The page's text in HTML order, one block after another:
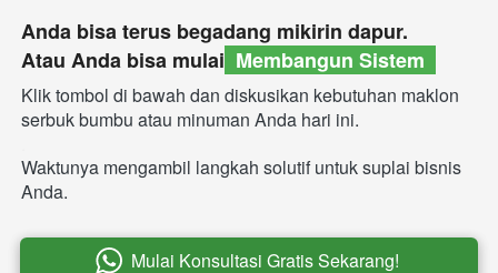
Anda bisa terus begadang mikirin dapur.
Atau Anda bisa mulai
  Membangun Sistem
Klik tombol di bawah dan diskusikan kebutuhan maklon
serbuk bumbu atau minuman Anda hari ini.
Waktunya mengambil langkah solutif untuk suplai bisnis
Anda.
` Mulai Konsultasi Gratis Sekarang!